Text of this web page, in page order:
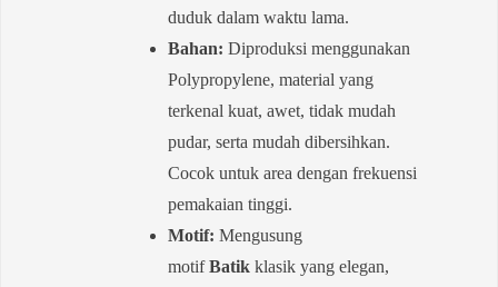
duduk dalam waktu lama.
Bahan: Diproduksi menggunakan
Polypropylene, material yang
terkenal kuat, awet, tidak mudah
pudar, serta mudah dibersihkan.
Cocok untuk area dengan frekuensi
pemakaian tinggi.
Motif: Mengusung
motifBatik klasik yang elegan,